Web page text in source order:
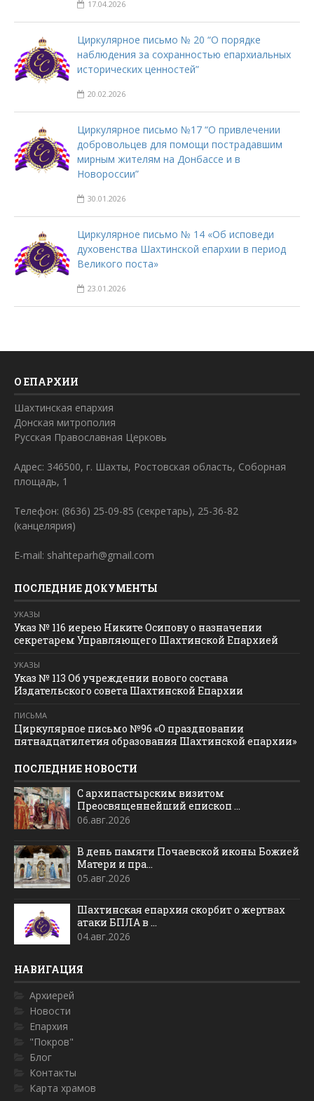
17.04.2026
Циркулярное письмо № 20 “О порядке
наблюдения за сохранностью епархиальных
исторических ценностей”
20.02.2026
Циркулярное письмо №17 “О привлечении
добровольцев для помощи пострадавшим
мирным жителям на Донбассе и в
Новороссии”
30.01.2026
Циркулярное письмо № 14 «Об исповеди
духовенства Шахтинской епархии в период
Великого поста»
23.01.2026
О ЕПАРХИИ
Шахтинская епархия
Донская митрополия
Русская Православная Церковь
Адрес: 346500, г. Шахты, Ростовская область, Соборная
площадь, 1
Телефон: (8636) 25-09-85 (секретарь), 25-36-82
(канцелярия)
E-mail: shahteparh@gmail.com
ПОСЛЕДНИЕ ДОКУМЕНТЫ
УКАЗЫ
Указ № 116 иерею Никите Осипову о назначении
секретарем Управляющего Шахтинской Епархией
УКАЗЫ
Указ № 113 Об учреждении нового состава
Издательского совета Шахтинской Епархии
ПИСЬМА
Циркулярное письмо №96 «О праздновании
пятнадцатилетия образования Шахтинской епархии»
ПОСЛЕДНИЕ НОВОСТИ
С архипастырским визитом
Преосвященнейший епископ ...
06.авг.2026
В день памяти Почаевской иконы Божией
Матери и пра...
05.авг.2026
Шахтинская епархия скорбит о жертвах
атаки БПЛА в ...
04.авг.2026
НАВИГАЦИЯ
Архиерей
Новости
Епархия
"Покров"
Блог
Контакты
Карта храмов